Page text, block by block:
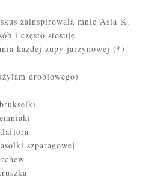
zainspirowała mnie Asia K.
i często stosuję.
każdej zupy jarzynowej (*).
drobiowego)
szparagowej